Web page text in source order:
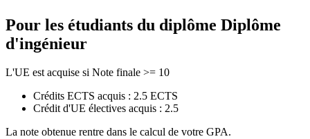
Pour les étudiants du diplôme Diplôme
d'ingénieur
L'UE est acquise si Note finale >= 10
Crédits ECTS acquis : 2.5 ECTS
Crédit d'UE électives acquis : 2.5
La note obtenue rentre dans le calcul de votre GPA.